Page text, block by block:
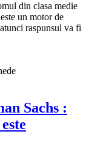
din clasa medie
un motor de
raspunsul va fi
Sachs :